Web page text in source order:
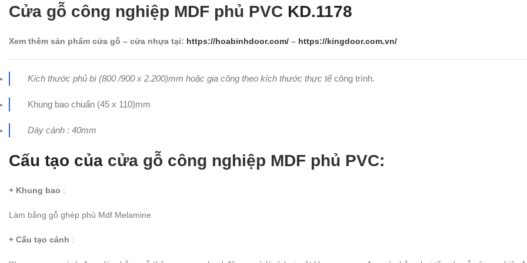
Cửa gỗ công nghiệp MDF phủ PVC KD.1178
Xem thêm sản phẩm cửa gỗ – cửa nhựa tại: https://hoabinhdoor.com/ – https://kingdoor.com.vn/
Kích thước phủ bì (800 /900 x 2.200)mm hoặc gia công theo kích thước thực tếcông trình.
Khung bao chuẩn (45 x 110)mm
Dày cánh : 40mm
Cấu tạo của cửa gỗ công nghiệp MDF phủ PVC:
+ Khung bao :
Làm bằng gỗ ghép phủ Mdf Melamine
+ Cấu tạo cánh :